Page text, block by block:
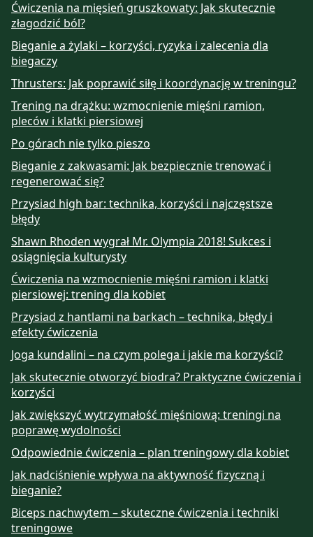
Ćwiczenia na mięsień gruszkowaty: Jak skutecznie
złagodzić ból?
Bieganie a żylaki – korzyści, ryzyka i zalecenia dla
biegaczy
Thrusters: Jak poprawić siłę i koordynację w treningu?
Trening na drążku: wzmocnienie mięśni ramion,
pleców i klatki piersiowej
Po górach nie tylko pieszo
Bieganie z zakwasami: Jak bezpiecznie trenować i
regenerować się?
Przysiad high bar: technika, korzyści i najczęstsze
błędy
Shawn Rhoden wygrał Mr. Olympia 2018! Sukces i
osiągnięcia kulturysty
Ćwiczenia na wzmocnienie mięśni ramion i klatki
piersiowej: trening dla kobiet
Przysiad z hantlami na barkach – technika, błędy i
efekty ćwiczenia
Joga kundalini – na czym polega i jakie ma korzyści?
Jak skutecznie otworzyć biodra? Praktyczne ćwiczenia i
korzyści
Jak zwiększyć wytrzymałość mięśniową: treningi na
poprawę wydolności
Odpowiednie ćwiczenia – plan treningowy dla kobiet
Jak nadciśnienie wpływa na aktywność fizyczną i
bieganie?
Biceps nachwytem – skuteczne ćwiczenia i techniki
treningowe